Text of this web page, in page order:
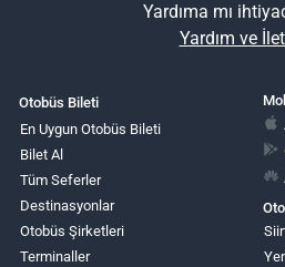
Yardıma mı
Yardım ve
Otobüs Bileti
En Uygun Otobüs Bileti
Bilet Al
Tüm Seferler
Destinasyonlar
Otobüs Şirketleri
Terminaller